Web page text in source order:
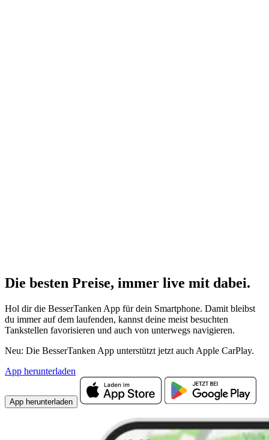
Die besten Preise, immer live mit dabei.
Hol dir die BesserTanken App für dein Smartphone. Damit bleibst
du immer auf dem laufenden, kannst deine meist besuchten
Tankstellen favorisieren und auch von unterwegs navigieren.
Neu: Die BesserTanken App unterstützt jetzt auch Apple CarPlay.
App herunterladen
App herunterladen